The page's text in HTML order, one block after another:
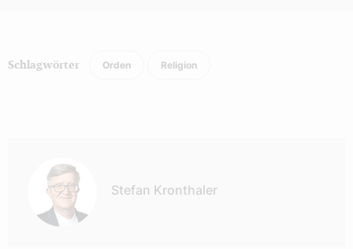
Schlagwörter Orden Religion
Stefan Kronthaler